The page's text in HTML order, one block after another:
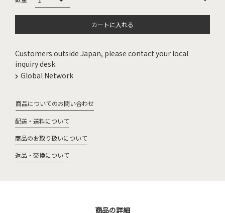
カートに入れる
Customers outside Japan, please contact your local
inquiry desk.
Global Network
商品についてのお問い合わせ
配送・送料について
商品のお取り扱いについて
返品・交換について
商品の詳細